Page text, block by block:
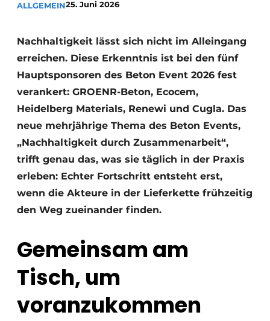
Ein Stellenangebot registrieren
Videos
ALLGEMEIN25. Juni 2026
Nachhaltigkeit lässt sich nicht im Alleingang
erreichen. Diese Erkenntnis ist bei den fünf
Hauptsponsoren des Beton Event 2026 fest
verankert: GROENR-Beton, Ecocem,
Heidelberg Materials, Renewi und Cugla. Das
neue mehrjährige Thema des Beton Events,
„Nachhaltigkeit durch Zusammenarbeit“,
trifft genau das, was sie täglich in der Praxis
erleben: Echter Fortschritt entsteht erst,
wenn die Akteure in der Lieferkette frühzeitig
den Weg zueinander finden.
Gemeinsam am
Tisch, um
voranzukommen